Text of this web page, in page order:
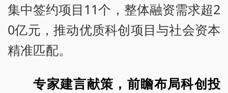
集中签约项目11个，整体融资需求超2
0亿元，推动优质科创项目与社会资本
精准匹配。
专家建言献策，前瞻布局科创投